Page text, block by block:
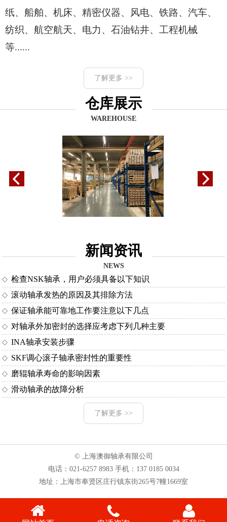
纸、船舶、机床、精密仪器、风电、铁路、汽车、
纺织、航空航天、电力、石油钻井、工程机械
等......
了解更多 >>
仓库展示
WAREHOUSE
新闻资讯
NEWS
检查NSK轴承，用户必须具备以下知识
滚动轴承发热的原因及其排除方法
保证轴承能可靠地工作要注意以下几点
对轴承外加密封的选择应考虑下列几种主要
INA轴承安装步骤
SKF调心滚子轴承密封性的重要性
磨辊轴承寿命的影响因素
滑动轴承的故障分析
了解更多 >>
© 上海澳御轴承有限公司
电话： 021-6257 8983手机： 137 0185 0034
地址：上海市奉贤区庄行镇东街265号7幢1669室